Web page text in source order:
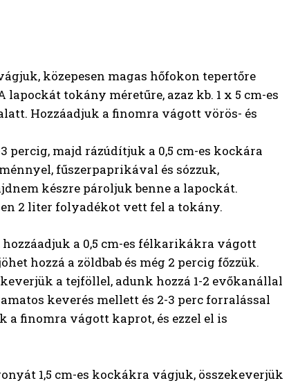
közepesen magas hőfokon tepertőre
tokány méretűre, azaz kb. 1 x 5 cm-es
Hozzáadjuk a finomra vágott vörös- és
majd rázúdítjuk a 0,5 cm-es kockára
fűszerpaprikával és sózzuk,
készre pároljuk benne a lapockát.
2 liter folyadékot vett fel a tokány.
a 0,5 cm-es félkarikákra vágott
hozzá a zöldbab és még 2 percig főzzük.
a tejföllel, adunk hozzá 1-2 evőkanállal
keverés mellett és 2-3 perc forralással
a finomra vágott kaprot, és ezzel el is
1,5 cm-es kockákra vágjuk, összekeverjük